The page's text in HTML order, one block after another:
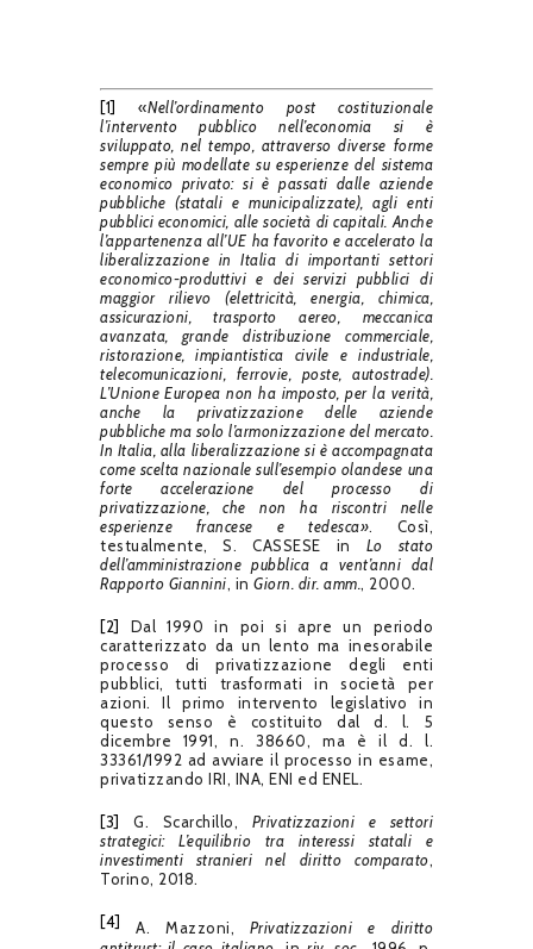
[1] «Nell’ordinamento post costituzionale
l’intervento pubblico nell’economia si è
sviluppato, nel tempo, attraverso diverse forme
sempre più modellate su esperienze del sistema
economico privato: si è passati dalle aziende
pubbliche (statali e municipalizzate), agli enti
pubblici economici, alle società di capitali. Anche
l’appartenenza all’UE ha favorito e accelerato la
liberalizzazione in Italia di importanti settori
economico-produttivi e dei servizi pubblici di
maggior rilievo (elettricità, energia, chimica,
assicurazioni, trasporto aereo, meccanica
avanzata, grande distribuzione commerciale,
ristorazione, impiantistica civile e industriale,
telecomunicazioni, ferrovie, poste, autostrade).
L’Unione Europea non ha imposto, per la verità,
anche la privatizzazione delle aziende
pubbliche ma solo l’armonizzazione del mercato.
In Italia, alla liberalizzazione si è accompagnata
come scelta nazionale sull’esempio olandese una
forte accelerazione del processo di
privatizzazione, che non ha riscontri nelle
esperienze francese e tedesca». Così,
testualmente, S. CASSESE in Lo stato
dell’amministrazione pubblica a vent’anni dal
Rapporto Giannini, in Giorn. dir. amm., 2000.
[2]
Dal 1990 in poi si apre un periodo
caratterizzato da un lento ma inesorabile
processo di privatizzazione degli enti
pubblici, tutti trasformati in società per
azioni. Il primo intervento legislativo in
questo senso è costituito dal d. l. 5
dicembre 1991, n. 38660, ma è il d. l.
33361/1992 ad avviare il processo in esame,
privatizzando IRI, INA, ENI ed ENEL.
[3] G. Scarchillo, Privatizzazioni e settori
strategici: L’equilibrio tra interessi statali e
investimenti stranieri nel diritto comparato,
Torino, 2018.
[4] A. Mazzoni, Privatizzazioni e diritto